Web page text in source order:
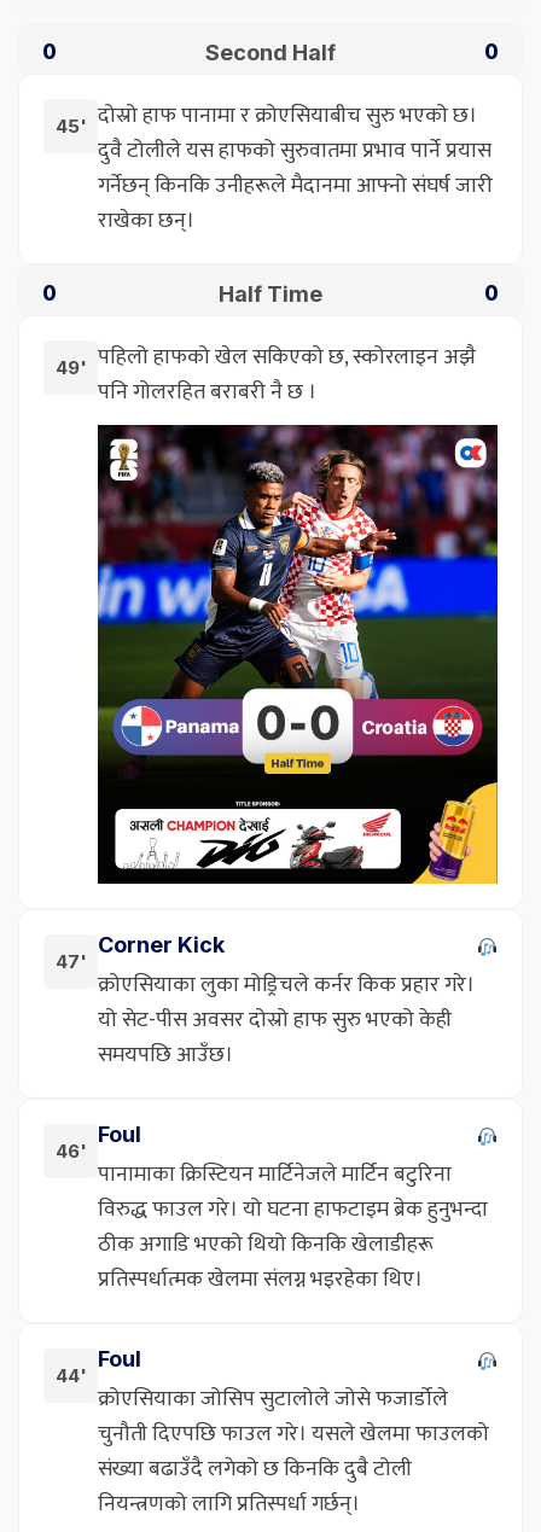
0 Second Half 0
45' दोस्रो हाफ पानामा र क्रोएसियाबीच सुरु भएको छ।
दुवै टोलीले यस हाफको सुरुवातमा प्रभाव पार्ने प्रयास
गर्नेछन् किनकि उनीहरूले मैदानमा आफ्नो संघर्ष जारी
राखेका छन्।
0 Half Time 0
49' पहिलो हाफको खेल सकिएको छ, स्कोरलाइन अझै
पनि गोलरहित बराबरी नै छ ।
47'
Corner Kick
क्रोएसियाका लुका मोड्रिचले कर्नर किक प्रहार गरे।
यो सेट-पीस अवसर दोस्रो हाफ सुरु भएको केही
समयपछि आउँछ।
46'
Foul
पानामाका क्रिस्टियन मार्टिनेजले मार्टिन बटुरिना
विरुद्ध फाउल गरे। यो घटना हाफटाइम ब्रेक हुनुभन्दा
ठीक अगाडि भएको थियो किनकि खेलाडीहरू
प्रतिस्पर्धात्मक खेलमा संलग्न भइरहेका थिए।
44'
Foul
क्रोएसियाका जोसिप सुटालोले जोसे फजार्डोले
चुनौती दिएपछि फाउल गरे। यसले खेलमा फाउलको
संख्या बढाउँदै लगेको छ किनकि दुबै टोली
नियन्त्रणको लागि प्रतिस्पर्धा गर्छन्।